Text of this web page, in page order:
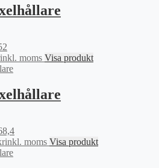
är:
310,50 kr.
Det
nuvarande
92,25 kr.
inkl. moms Visa produkt
Det
nuvarande
inkl. moms Visa produkt